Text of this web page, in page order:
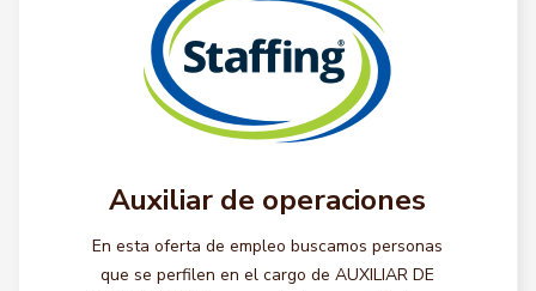
Auxiliar de operaciones
En esta oferta de empleo buscamos personas
que se perfilen en el cargo de AUXILIAR DE